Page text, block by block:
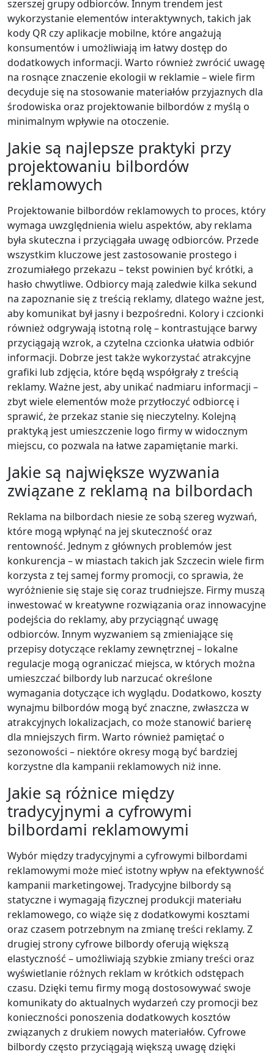
szerszej grupy odbiorców. Innym trendem jest
wykorzystanie elementów interaktywnych, takich jak
kody QR czy aplikacje mobilne, które angażują
konsumentów i umożliwiają im łatwy dostęp do
dodatkowych informacji. Warto również zwrócić uwagę
na rosnące znaczenie ekologii w reklamie – wiele firm
decyduje się na stosowanie materiałów przyjaznych dla
środowiska oraz projektowanie bilbordów z myślą o
minimalnym wpływie na otoczenie.
Jakie są najlepsze praktyki przy
projektowaniu bilbordów
reklamowych
Projektowanie bilbordów reklamowych to proces, który
wymaga uwzględnienia wielu aspektów, aby reklama
była skuteczna i przyciągała uwagę odbiorców. Przede
wszystkim kluczowe jest zastosowanie prostego i
zrozumiałego przekazu – tekst powinien być krótki, a
hasło chwytliwe. Odbiorcy mają zaledwie kilka sekund
na zapoznanie się z treścią reklamy, dlatego ważne jest,
aby komunikat był jasny i bezpośredni. Kolory i czcionki
również odgrywają istotną rolę – kontrastujące barwy
przyciągają wzrok, a czytelna czcionka ułatwia odbiór
informacji. Dobrze jest także wykorzystać atrakcyjne
grafiki lub zdjęcia, które będą współgrały z treścią
reklamy. Ważne jest, aby unikać nadmiaru informacji –
zbyt wiele elementów może przytłoczyć odbiorcę i
sprawić, że przekaz stanie się nieczytelny. Kolejną
praktyką jest umieszczenie logo firmy w widocznym
miejscu, co pozwala na łatwe zapamiętanie marki.
Jakie są największe wyzwania
związane z reklamą na bilbordach
Reklama na bilbordach niesie ze sobą szereg wyzwań,
które mogą wpłynąć na jej skuteczność oraz
rentowność. Jednym z głównych problemów jest
konkurencja – w miastach takich jak Szczecin wiele firm
korzysta z tej samej formy promocji, co sprawia, że
wyróżnienie się staje się coraz trudniejsze. Firmy muszą
inwestować w kreatywne rozwiązania oraz innowacyjne
podejścia do reklamy, aby przyciągnąć uwagę
odbiorców. Innym wyzwaniem są zmieniające się
przepisy dotyczące reklamy zewnętrznej – lokalne
regulacje mogą ograniczać miejsca, w których można
umieszczać bilbordy lub narzucać określone
wymagania dotyczące ich wyglądu. Dodatkowo, koszty
wynajmu bilbordów mogą być znaczne, zwłaszcza w
atrakcyjnych lokalizacjach, co może stanowić barierę
dla mniejszych firm. Warto również pamiętać o
sezonowości – niektóre okresy mogą być bardziej
korzystne dla kampanii reklamowych niż inne.
Jakie są różnice między
tradycyjnymi a cyfrowymi
bilbordami reklamowymi
Wybór między tradycyjnymi a cyfrowymi bilbordami
reklamowymi może mieć istotny wpływ na efektywność
kampanii marketingowej. Tradycyjne bilbordy są
statyczne i wymagają fizycznej produkcji materiału
reklamowego, co wiąże się z dodatkowymi kosztami
oraz czasem potrzebnym na zmianę treści reklamy. Z
drugiej strony cyfrowe bilbordy oferują większą
elastyczność – umożliwiają szybkie zmiany treści oraz
wyświetlanie różnych reklam w krótkich odstępach
czasu. Dzięki temu firmy mogą dostosowywać swoje
komunikaty do aktualnych wydarzeń czy promocji bez
konieczności ponoszenia dodatkowych kosztów
związanych z drukiem nowych materiałów. Cyfrowe
bilbordy często przyciągają większą uwagę dzięki